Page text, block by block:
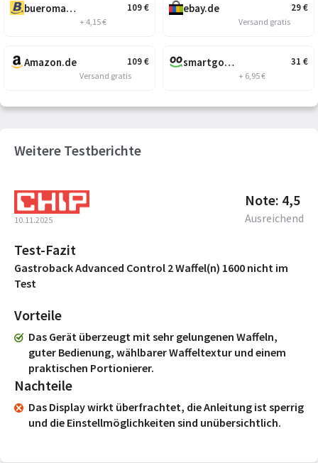
109€
bueromarkt-ag.de
+ 4,15 €
109€
Amazon.de
Versand gratis
29€
ebay.de
Versand gratis
31 €
smartgoods.de
+ 6,95 €
Weitere Testberichte
10.11.2025
Note: 4,5
Ausreichend
Test-Fazit
Gastroback Advanced Control 2 Waffel(n) 1600 nicht im
Test
Vorteile
Das Gerät überzeugt mit sehr gelungenen Waffeln,
guter Bedienung, wählbarer Waffeltextur und einem
praktischen Portionierer.
Nachteile
Das Display wirkt überfrachtet, die Anleitung ist sperrig
und die Einstellmöglichkeiten sind unübersichtlich.